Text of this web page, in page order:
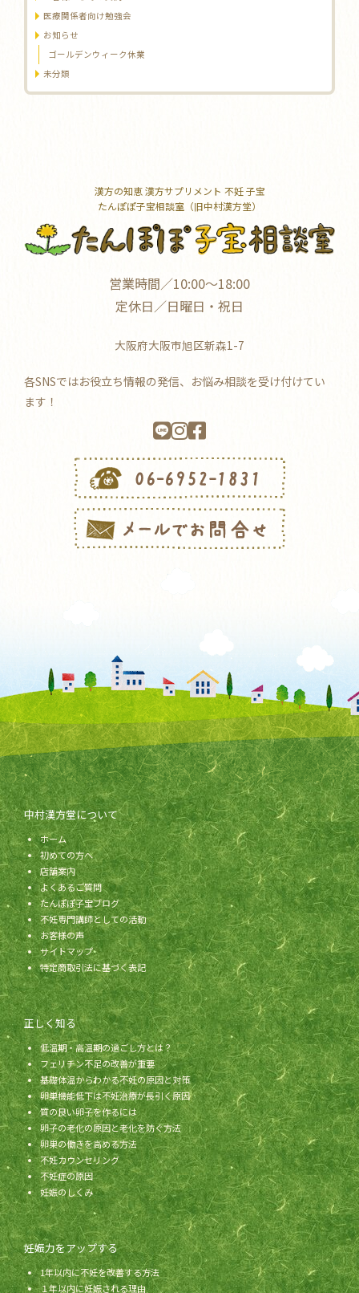
医療関係者向け勉強会
お知らせ
ゴールデンウィーク休業
未分類
漢方の知恵 漢方サプリメント 不妊 子宝
たんぽぽ子宝相談室（旧中村漢方堂）
営業時間／10:00～18:00
定休日／日曜日・祝日
大阪府大阪市旭区新森1-7
各SNSではお役立ち情報の発信、お悩み相談を受け付けてい
ます！
中村漢方堂について
ホーム
初めての方へ
店舗案内
よくあるご質問
たんぽぽ子宝ブログ
不妊専門講師としての活動
お客様の声
サイトマップ
特定商取引法に基づく表記
正しく知る
低温期・高温期の過ごし方とは？
フェリチン不足の改善が重要
基礎体温からわかる不妊の原因と対策
卵巣機能低下は不妊治療が長引く原因
質の良い卵子を作るには
卵子の老化の原因と老化を防ぐ方法
卵巣の働きを高める方法
不妊カウンセリング
不妊症の原因
妊娠のしくみ
妊娠力をアップする
1年以内に不妊を改善する方法
１年以内に妊娠される理由